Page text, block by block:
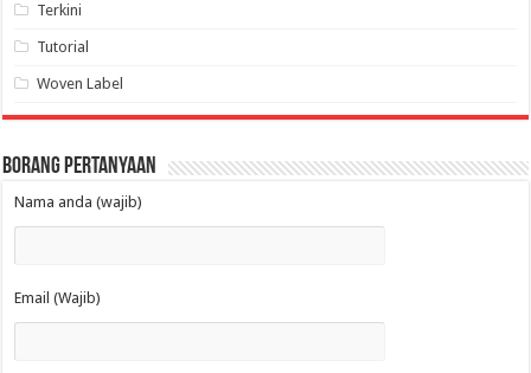
Terkini
Tutorial
Woven Label
Borang Pertanyaan
Nama anda (wajib)
Email (Wajib)